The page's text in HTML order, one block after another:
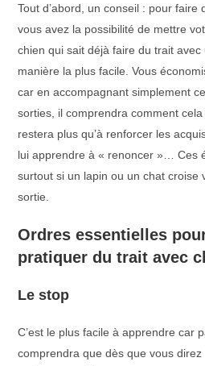
Tout d’abord, un conseil : pour faire
vous avez la possibilité de mettre
chien qui sait déjà faire du trait avec
manière la plus facile. Vous
car en accompagnant simplement
sorties, il comprendra comment
restera plus qu’à renforcer les
lui apprendre à « renoncer »… Ces
surtout si un lapin ou un chat croise
sortie.
Ordres essentielles
pratiquer du trait avec
Le stop
C’est le plus facile à apprendre car
comprendra que dès que vous direz